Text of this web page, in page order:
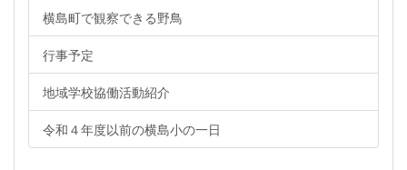
横島町で観察できる野鳥
行事予定
地域学校協働活動紹介
令和４年度以前の横島小の一日